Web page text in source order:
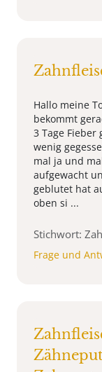
Hallo meine
bekommt
3 Tage
wenig
mal ja und
aufgewacht
geblutet hat
oben si ...
Stichwort:
Frage und